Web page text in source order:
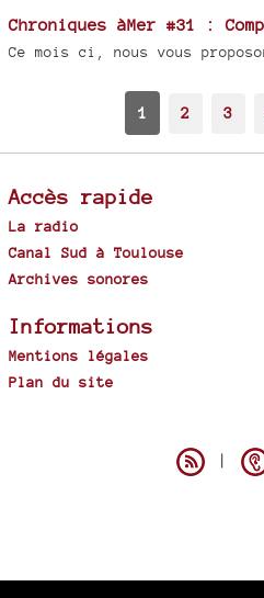
Chroniques àMer #31 :
Ce mois ci, nous vous
1 2 3
Accès rapide
La radio
Canal Sud à Toulouse
Archives sonores
Informations
Mentions légales
Plan du site
|